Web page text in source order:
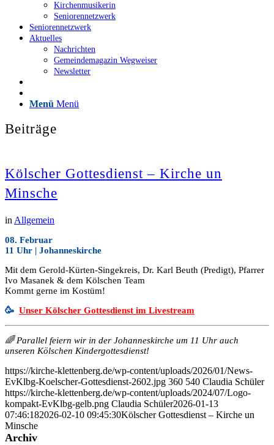
Kirchenmusikerin
Seniorennetzwerk
Seniorennetzwerk
Aktuelles
Nachrichten
Gemeindemagazin Wegweiser
Newsletter
Menü Menü
Beiträge
Kölscher Gottesdienst – Kirche un
Minsche
in Allgemein
08. Februar
11 Uhr | Johanneskirche
Mit dem Gerold-Kürten-Singekreis, Dr. Karl Beuth (Predigt), Pfarrer
Ivo Masanek & dem Kölschen Team
Kommt gerne im Kostüm!
🥳 Unser Kölscher Gottesdienst im Livestream
🌈 Parallel feiern wir in der Johanneskirche um 11 Uhr auch
unseren Kölschen Kindergottesdienst!
https://kirche-klettenberg.de/wp-content/uploads/2026/01/News-
EvKlbg-Koelscher-Gottesdienst-2602.jpg 360 540 Claudia Schüler
https://kirche-klettenberg.de/wp-content/uploads/2024/07/Logo-
kompakt-EvKlbg-gelb.png Claudia Schüler2026-01-13
07:46:182026-02-10 09:45:30Kölscher Gottesdienst – Kirche un
Minsche
Archiv